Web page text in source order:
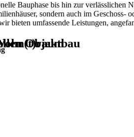
Objektbau
Bauphase bis hin zur
sondern auch im
bieten umfassende Leistungen,